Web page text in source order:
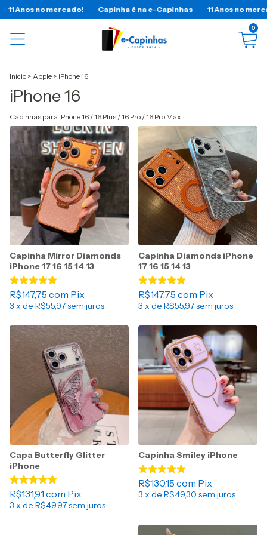
no mercado! Capinha é na e-Capinhas 11 Anos no mercado!
0
Início > Apple > iPhone 16
iPhone 16
Capinhas para iPhone 16 / 16 Plus / 16 Pro / 16 Pro Max
Capinha Mirror Diamonds
iPhone 17 16 15 14 13
R$147,75 com Pix
3 x de R$55,97sem juros
Capinha Diamonds iPhone
17 16 15 14 13
R$147,75 com Pix
3 x de R$55,97sem juros
Capa Butterfly Glitter
iPhone
R$131,91 com Pix
3 x de R$49,97sem juros
Capinha Smiley iPhone
R$130,15 com Pix
3 x de R$49,30 sem juros